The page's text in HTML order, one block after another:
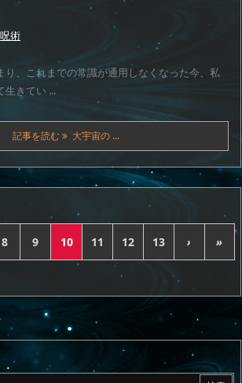
術
り、これまでの常識が通用しなくなった今、私
生きてい ...
記事を読む 大宇宙の ...
8 9 10 11 12 13 › »